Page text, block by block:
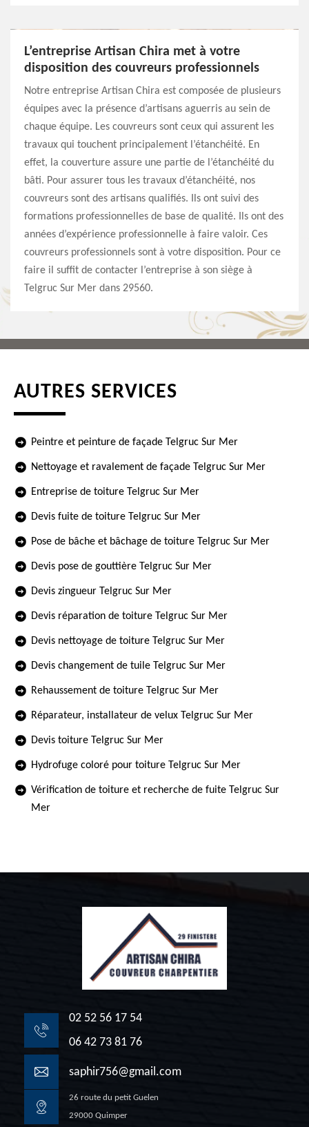
L’entreprise Artisan Chira met à votre
disposition des couvreurs professionnels
Notre entreprise Artisan Chira est composée de plusieurs
équipes avec la présence d’artisans aguerris au sein de
chaque équipe. Les couvreurs sont ceux qui assurent les
travaux qui touchent principalement l’étanchéité. En
effet, la couverture assure une partie de l’étanchéité du
bâti. Pour assurer tous les travaux d’étanchéité, nos
couvreurs sont des artisans qualifiés. Ils ont suivi des
formations professionnelles de base de qualité. Ils ont des
années d’expérience professionnelle à faire valoir. Ces
couvreurs professionnels sont à votre disposition. Pour ce
faire il suffit de contacter l’entreprise à son siège à
Telgruc Sur Mer dans 29560.
AUTRES SERVICES
Peintre et peinture de façade Telgruc Sur Mer
Nettoyage et ravalement de façade Telgruc Sur Mer
Entreprise de toiture Telgruc Sur Mer
Devis fuite de toiture Telgruc Sur Mer
Pose de bâche et bâchage de toiture Telgruc Sur Mer
Devis pose de gouttière Telgruc Sur Mer
Devis zingueur Telgruc Sur Mer
Devis réparation de toiture Telgruc Sur Mer
Devis nettoyage de toiture Telgruc Sur Mer
Devis changement de tuile Telgruc Sur Mer
Rehaussement de toiture Telgruc Sur Mer
Réparateur, installateur de velux Telgruc Sur Mer
Devis toiture Telgruc Sur Mer
Hydrofuge coloré pour toiture Telgruc Sur Mer
Vérification de toiture et recherche de fuite Telgruc Sur
Mer
02 52 56 17 54
06 42 73 81 76
saphir756@gmail.com
26 route du petit Guelen
29000 Quimper